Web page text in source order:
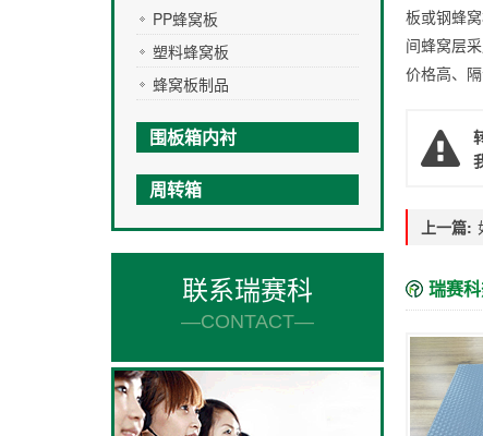
PP蜂窝板
塑料蜂窝板
蜂窝板制品
围板箱内衬
周转箱
联系瑞赛科
—CONTACT—
板或钢蜂
间蜂窝层
价格高、
上一篇:
瑞赛